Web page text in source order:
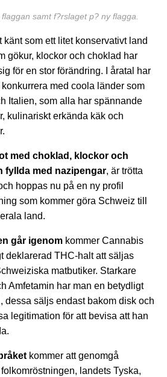
samt f?rslaget p? ny flagga.
känt som ett litet konservativt land
gökur, klockor och choklad har
för en stor förändring. I åratal har
med coola länder som
Italien, som alla har spännande
kulinariskt erkända käk och
med choklad, klockor och
fyllda med nazipengar, är trötta
hoppas nu på en ny profil
som kommer göra Schweiz till
land.
går igenom kommer Cannabis
deklarerad THC-halt att säljas
matbutiker. Starkare
Amfetamin har man en betydligt
dessa säljs endast bakom disk och
legitimation för att bevisa att han
kommer att genomgå
landets Tyska,